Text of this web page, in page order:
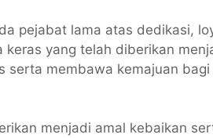
pejabat lama atas dedikasi,
yang telah diberikan
serta membawa kemajuan bagi
menjadi amal kebaikan